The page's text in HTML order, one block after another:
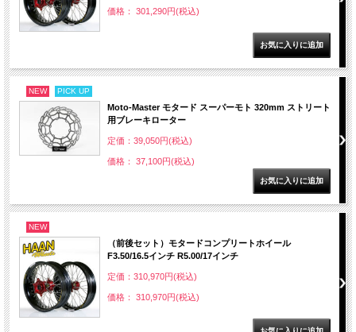
価格： 301,290円(税込)
NEW PICK UP
Moto-Master モタード スーパーモト 320mm ストリート
用ブレーキローター
定価：39,050円(税込)
価格： 37,100円(税込)
NEW
（前後セット）モタードコンプリートホイール
F3.50/16.5インチ R5.00/17インチ
定価：310,970円(税込)
価格： 310,970円(税込)